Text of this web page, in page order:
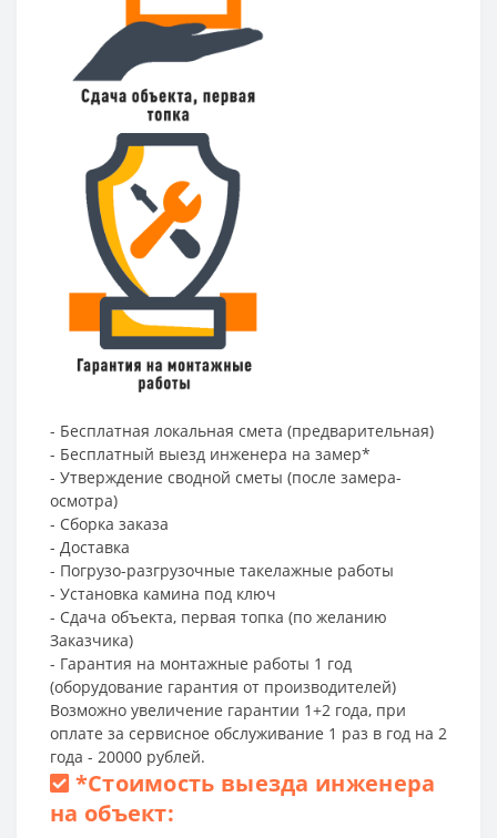
- Бесплатная локальная смета (предварительная)
- Бесплатный выезд инженера на замер*
- Утверждение сводной сметы (после замера-
осмотра)
- Сборка заказа
- Доставка
- Погрузо-разгрузочные такелажные работы
- Установка камина под ключ
- Сдача объекта, первая топка (по желанию
Заказчика)
- Гарантия на монтажные работы 1 год
(оборудование гарантия от производителей)
Возможно увеличение гарантии 1+2 года, при
оплате за сервисное обслуживание 1 раз в год на 2
года - 20000 рублей.
*Стоимость выезда инженера
на объект: